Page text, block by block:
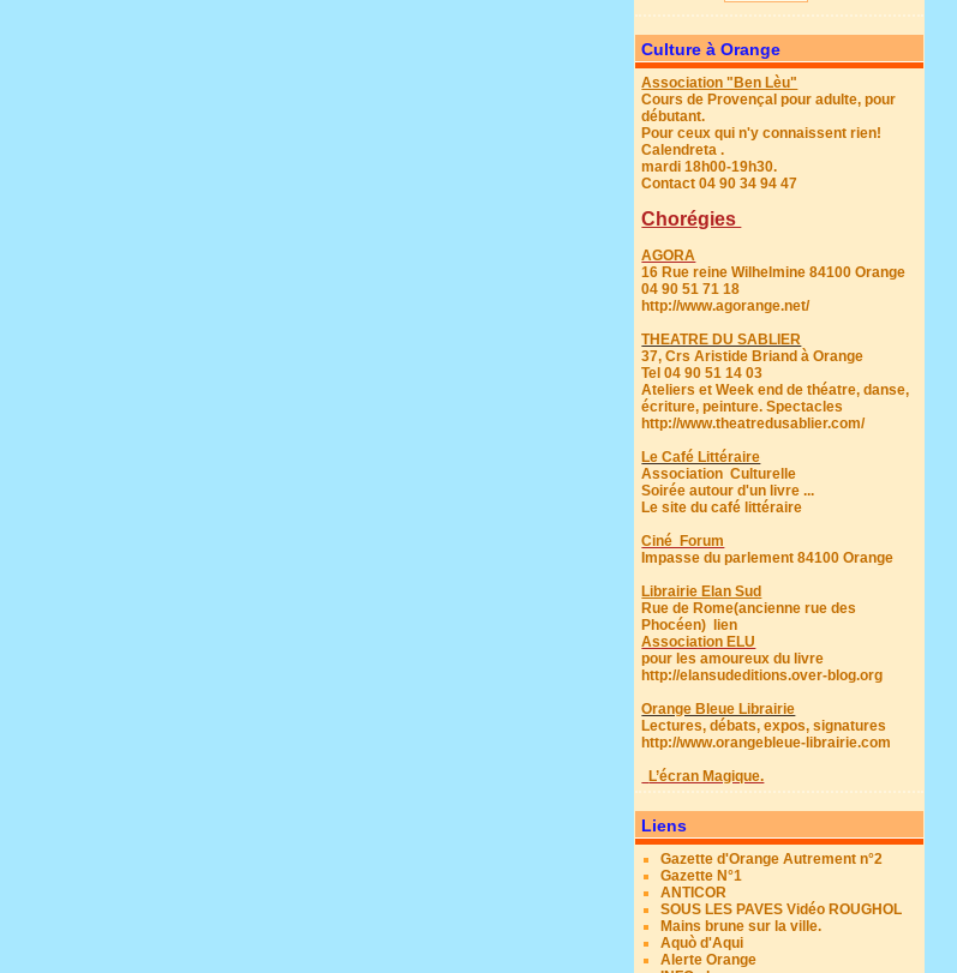
Culture à Orange
Association "Ben Lèu"
Cours de Provençal pour adulte, pour
débutant.
Pour ceux qui n'y connaissent rien!
Calendreta .
mardi 18h00-19h30.
Contact 04 90 34 94 47
Chorégies
AGORA
16 Rue reine Wilhelmine 84100 Orange
04 90 51 71 18
http://www.agorange.net/
THEATRE DU SABLIER
37, Crs Aristide Briand à Orange
Tel 04 90 51 14 03
Ateliers et Week end de théatre, danse,
écriture, peinture. Spectacles
http://www.theatredusablier.com/
Le Café Littéraire
Association Culturelle
Soirée autour d'un livre ...
Le site du café littéraire
Ciné Forum
Impasse du parlement 84100 Orange
Librairie Elan Sud
Rue de Rome(ancienne rue des
Phocéen)
lien
Association ELU
pour les amoureux du livre
http://elansudeditions.over-blog.org
Orange Bleue Librairie
Lectures, débats, expos, signatures
http://www.orangebleue-librairie.com
L’écran Magique.
Liens
Gazette d'Orange Autrement n°2
Gazette N°1
ANTICOR
SOUS LES PAVES Vidéo ROUGHOL
Mains brune sur la ville.
Aquò d'Aqui
Alerte Orange